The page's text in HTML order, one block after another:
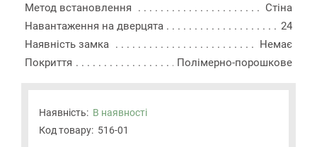
Метод встановлення
Стіна
Навантаження на дверцята
24
Наявність замка
Немає
Покриття
Полімерно-порошкове
Наявність: В наявності
Код товару: 516-01